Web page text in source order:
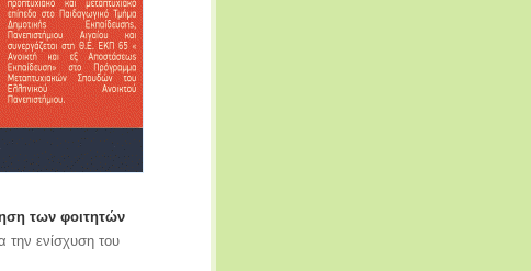
των φοιτητών
την ενίσχυση του